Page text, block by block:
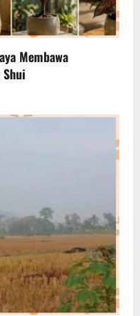
Membawa